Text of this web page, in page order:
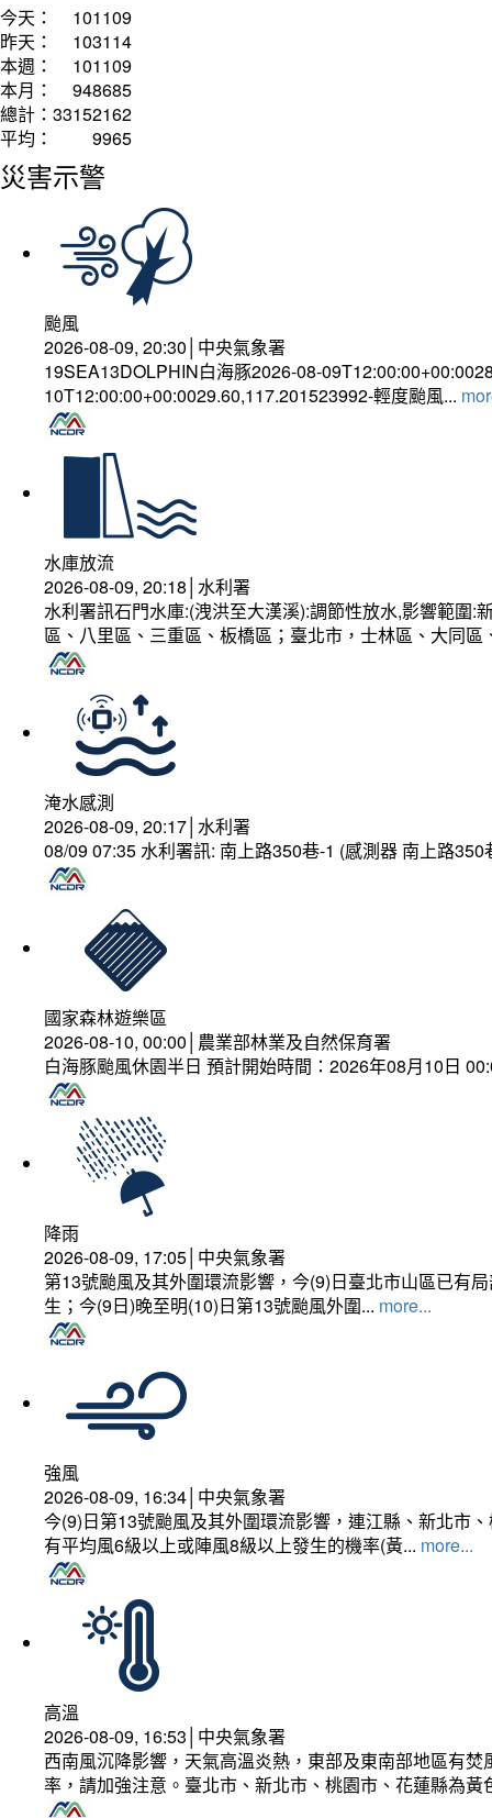
今天：
101109
昨天：
103114
本週：
101109
本月：
948685
總計： 33152162
平均：
9965
災害示警
颱風
2026-08-09, 20:30│中央氣象署
19SEA13DOLPHIN白海豚2026-08-
10T12:00:00+00:0029.60,117.201523992-輕度颱風...
水庫放流
2026-08-09, 20:18│水利署
水利署訊石門水庫:(洩洪至大漢溪):調節性放水,影響範圍
區、八里區、三重區、板橋區；臺北市，士林區、大同
淹水感測
2026-08-09, 20:17│水利署
08/09 07:35 水利署訊: 南上路350巷-1 (感測器 南上路
國家森林遊樂區
2026-08-10, 00:00│農業部林業及自然保育署
白海豚颱風休園半日 預計開始時間：2026年08月10日
降雨
2026-08-09, 17:05│中央氣象署
第13號颱風及其外圍環流影響，今(9)日臺北市山區已有
生；今(9日)晚至明(10)日第13號颱風外圍... more...
強風
2026-08-09, 16:34│中央氣象署
今(9)日第13號颱風及其外圍環流影響，連江縣、新北市
有平均風6級以上或陣風8級以上發生的機率(黃... more...
高溫
2026-08-09, 16:53│中央氣象署
西南風沉降影響，天氣高溫炎熱，東部及東南部地區有
率，請加強注意。臺北市、新北市、桃園市、花蓮縣為